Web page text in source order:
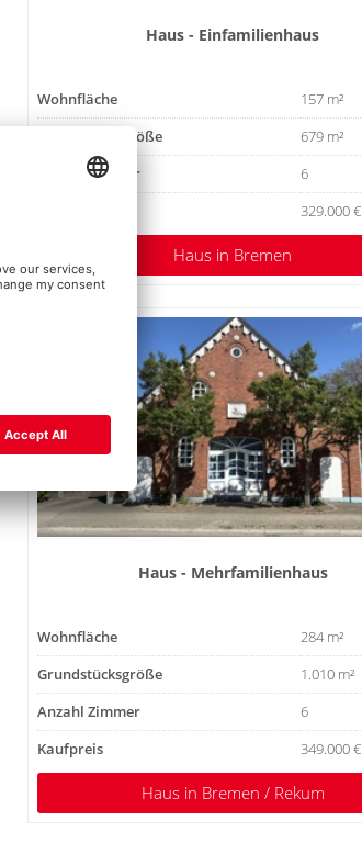
Haus - Einfamilienhaus
Wohnfläche
157 m²
Grundstücksgröße
679 m²
Anzahl Zimmer
6
329.000 €
Haus in Bremen
Haus - Mehrfamilienhaus
Wohnfläche
284 m²
Grundstücksgröße
1.010 m²
Anzahl Zimmer
6
Kaufpreis
349.000 €
Haus in Bremen / Rekum